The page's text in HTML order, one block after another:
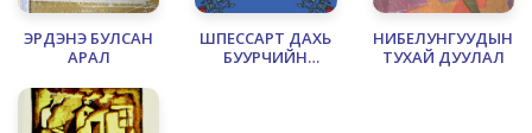
ЭРДЭНЭ БУЛСАН
АРАЛ
ШПЕССАРТ ДАХЬ
БУУРЧИЙН
НИБЕЛУНГУУДЫН
ТУХАЙ ДУУЛАЛ